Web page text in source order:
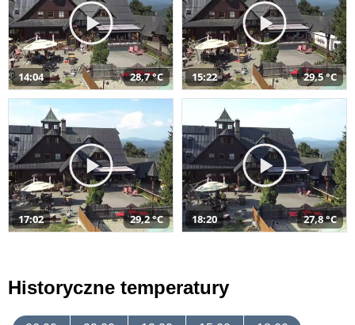
14:04 28,7 °C 15:22 29,5 °C
17:02 29,2 °C 18:20 27,8 °C
Historyczne temperatury